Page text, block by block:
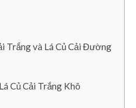
Trắng và Lá Củ Cải Đường
Củ Cải Trắng Khô